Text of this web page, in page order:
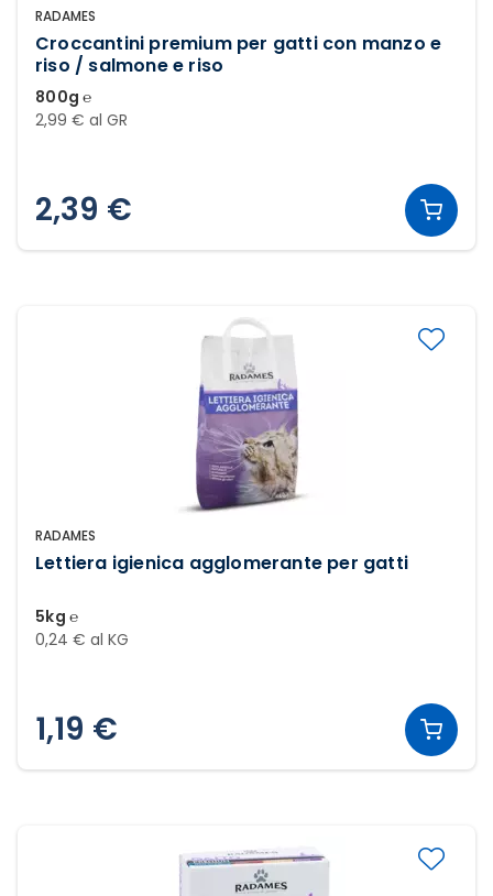
RADAMES
Croccantini premium per gatti con manzo e
riso / salmone e riso
800g ℮
2,99 € al GR
2,39 €
RADAMES
Lettiera igienica agglomerante per gatti
5kg ℮
0,24 € al KG
1,19 €